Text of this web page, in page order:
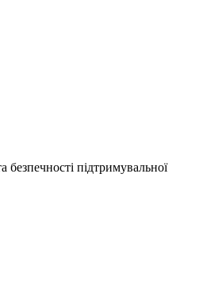
безпечності підтримувальної